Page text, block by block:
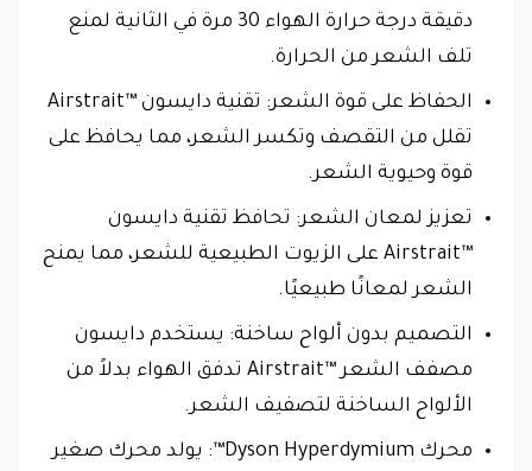
دقيقة درجة حرارة الهواء 30 مرة في الثانية لمنع
تلف الشعر من الحرارة.
الحفاظ على قوة الشعر: تقنية دايسون Airstrait™‎
تقلل من التقصف وتكسر الشعر، مما يحافظ على
قوة وحيوية الشعر.
تعزيز لمعان الشعر: تحافظ تقنية دايسون
Airstrait™‎ على الزيوت الطبيعية للشعر، مما يمنح
الشعر لمعانًا طبيعيًا.
التصميم بدون ألواح ساخنة: يستخدم دايسون
مصفف الشعر Airstrait™‎ تدفق الهواء بدلاً من
الألواح الساخنة لتصفيف الشعر.
محرك Dyson Hyperdymium™: يولد محرك صغير